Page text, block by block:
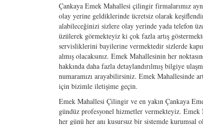
Çankaya Emek Mahallesi çilingir firmalarımız
olay yerine geldiklerinde ücretsiz olarak
alabileceğinizi sizlere olay yerinde yada telefon
üzülerek görmekteyiz ki çok fazla artış
servisliklerini bayilerine vermektedir sizlerde
almış olacaksınız. Emek Mahallesinin her
hakkında daha fazla detaylandırılmış bilgiye
numaramızı arayabilirsiniz. Emek Mahallesinde
için bizimle iletişime geçin.
Emek Mahallesi Çilingir ve en yakın Çankaya
gündüz profesyonel hizmetler vermekteyiz.
her günü her anı kusursuz bir sistemde